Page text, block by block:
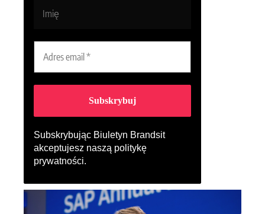
Subskrybując Biuletyn Brandsit
akceptujesz naszą politykę
prywatności.